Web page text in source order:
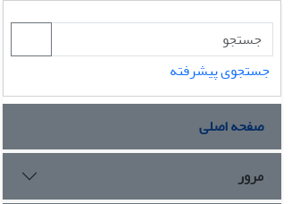
جستجوی پیشرفته
صفحه اصلی
مرور